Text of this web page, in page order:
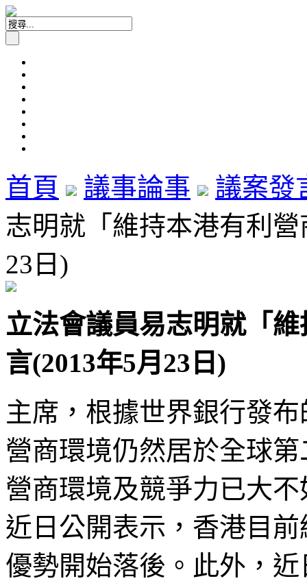
首頁 議事論事
議案發
志明就「維持本港有利
23日)
立法會議員易志明就「
言(2013年5月23日)
主席，根據世界銀行發
營商環境仍然居於全球
營商環境及競爭力已大
近日公開表示，香港目
優勢開始落後。此外，